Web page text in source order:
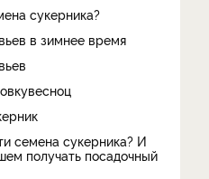
сукерника?
в зимнее время
семена сукерника? И
получать посадочный